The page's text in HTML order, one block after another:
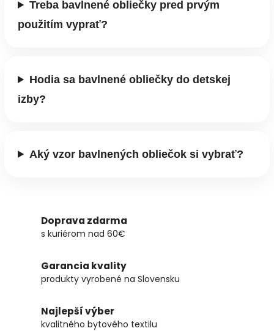
Treba bavlnené obliečky pred prvým
použitím vyprať?
Hodia sa bavlnené obliečky do detskej
izby?
Aký vzor bavlnených obliečok si vybrať?
Doprava zdarma
s kuriérom nad 60€
Garancia kvality
produkty vyrobené na Slovensku
Najlepší výber
kvalitného bytového textilu